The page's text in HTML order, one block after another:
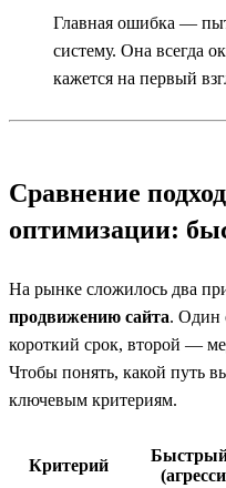
Главная ошибка —
систему. Она всегда
кажется на первый
Сравнение
оптимизации:
На рынке сложилось два
продвижению сайта. Один
короткий срок, второй —
Чтобы понять, какой путь
ключевым критериям.
Критерий
Быстрый